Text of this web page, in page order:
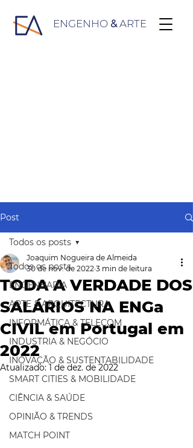
ENGENHO &ARTE
Post
Todos os posts
ENGENHARIA
ARTE & ARQUITECTURA
INFORMÁTICA & TELECOM
INDUSTRIA & NEGÓCIO
INOVAÇÃO & SUSTENTABILIDADE
SMART CITIES & MOBILIDADE
CIÊNCIA & SAÚDE
OPINIÃO & TRENDS
MATCH POINT
Todos os posts
TODA A VERDADE DOS
SALÁRIOS NA ENGa
CIVIL em Portugal em
2022
Joaquim Nogueira de Almeida
30 de nov. de 2022 3 min de leitura
Atualizado: 1 de dez. de 2022